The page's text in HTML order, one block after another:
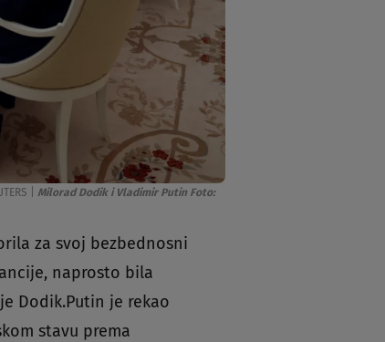
Milorad Dodik i Vladimir Putin Foto:
za svoj bezbednosni
naprosto bila
Dodik.Putin je rekao
stavu prema